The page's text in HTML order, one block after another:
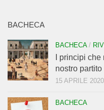
BACHECA
BACHECA/
I principi
nostro partito
15 APRILE 2020
BACHECA